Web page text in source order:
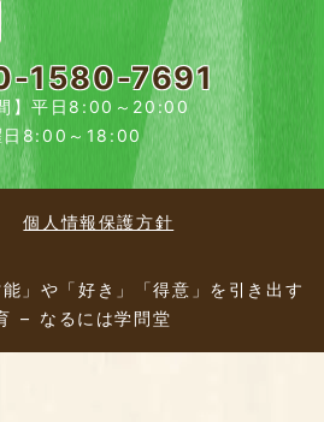
1580-7691
間】平日8:00～20:00
日8:00～18:00
個人情報保護方針
」や「好き」「得意」を引き出す
– なるには学問堂